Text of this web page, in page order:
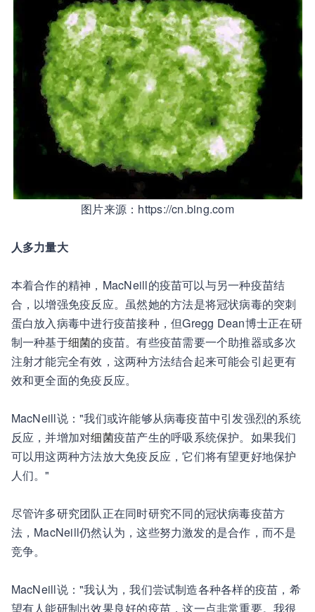
图片来源：https://cn.bing.com
人多力量大
本着合作的精神，MacNeill的疫苗可以与另一种疫苗结
合，以增强免疫反应。虽然她的方法是将冠状病毒的突刺
蛋白放入病毒中进行疫苗接种，但Gregg Dean博士正在研
制一种基于细菌的疫苗。有些疫苗需要一个助推器或多次
注射才能完全有效，这两种方法结合起来可能会引起更有
效和更全面的免疫反应。
MacNeill说："我们或许能够从病毒疫苗中引发强烈的系统
反应，并增加对细菌疫苗产生的呼吸系统保护。如果我们
可以用这两种方法放大免疫反应，它们将有望更好地保护
人们。"
尽管许多研究团队正在同时研究不同的冠状病毒疫苗方
法，MacNeill仍然认为，这些努力激发的是合作，而不是
竞争。
MacNeill说："我认为，我们尝试制造各种各样的疫苗，希
望有人能研制出效果良好的疫苗，这一点非常重要。我很